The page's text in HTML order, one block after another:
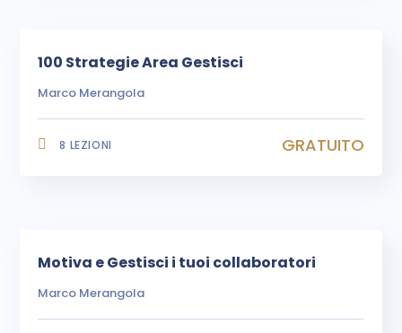
100 Strategie Area Gestisci
Marco Merangola
8 LEZIONI GRATUITO
Motiva e Gestisci i tuoi collaboratori
Marco Merangola